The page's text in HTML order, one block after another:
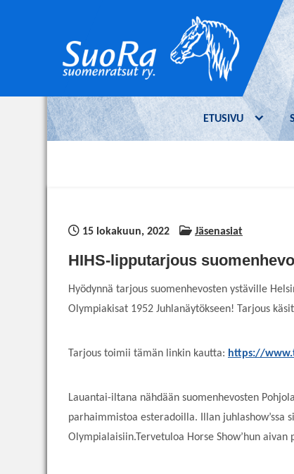
Suomenratsut ry.
– SuoRa
ratsastuskäyttöä edistävä yhdistys.
Yhdistyksen jäseneksi voi liittyä kuka
ETUSIVU
15 lokakuun, 2022 Jäsenasiat
HIHS-lipputarjous
Hyödynnä tarjous suomenhevosten ystäville
Olympiakisat 1952 Juhlanäytökseen! Tarjous
Tarjous toimii tämän linkin kautta: https://
Lauantai-iltana nähdään suomenhevosten
parhaimmistoa esteradoilla. Illan juhlashow’ssa
Olympialaisiin.Tervetuloa Horse Show’hun aivan